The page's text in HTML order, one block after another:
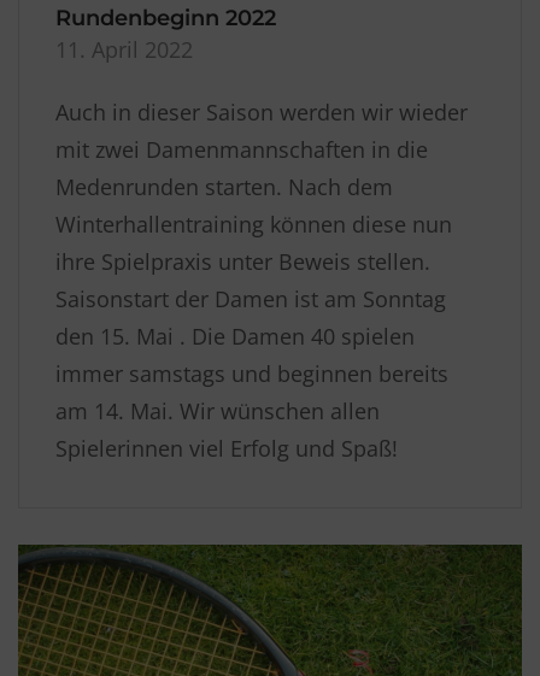
Rundenbeginn 2022
11. April 2022
Auch in dieser Saison werden wir wieder
mit zwei Damenmannschaften in die
Medenrunden starten. Nach dem
Winterhallentraining können diese nun
ihre Spielpraxis unter Beweis stellen.
Saisonstart der Damen ist am Sonntag
den 15. Mai . Die Damen 40 spielen
immer samstags und beginnen bereits
am 14. Mai. Wir wünschen allen
Spielerinnen viel Erfolg und Spaß!